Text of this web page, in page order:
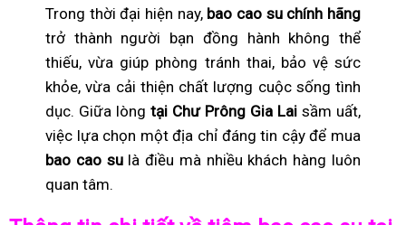
Trong thời đại hiện nay, bao cao su chính hãng
trở thành người bạn đồng hành không thể
thiếu, vừa giúp phòng tránh thai, bảo vệ sức
khỏe, vừa cải thiện chất lượng cuộc sống tình
dục. Giữa lòng tại Chư Prông Gia Lai sầm uất,
việc lựa chọn một địa chỉ đáng tin cậy để mua
bao cao sulà điều mà nhiều khách hàng luôn
quan tâm.